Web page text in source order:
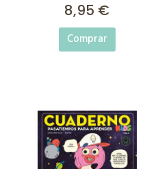
8,95 €
Comprar